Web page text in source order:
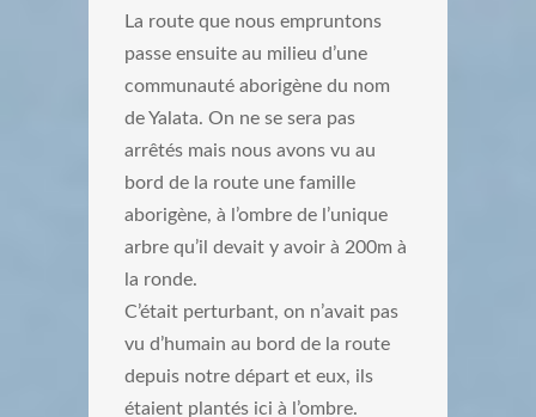
La route que nous empruntons
passe ensuite au milieu d’une
communauté aborigène du nom
de Yalata. On ne se sera pas
arrêtés mais nous avons vu au
bord de la route une famille
aborigène, à l’ombre de l’unique
arbre qu’il devait y avoir à 200m à
la ronde.
C’était perturbant, on n’avait pas
vu d’humain au bord de la route
depuis notre départ et eux, ils
étaient plantés ici à l’ombre.